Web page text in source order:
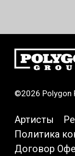
©2026 Polygon
Артисты
Политика
Договор